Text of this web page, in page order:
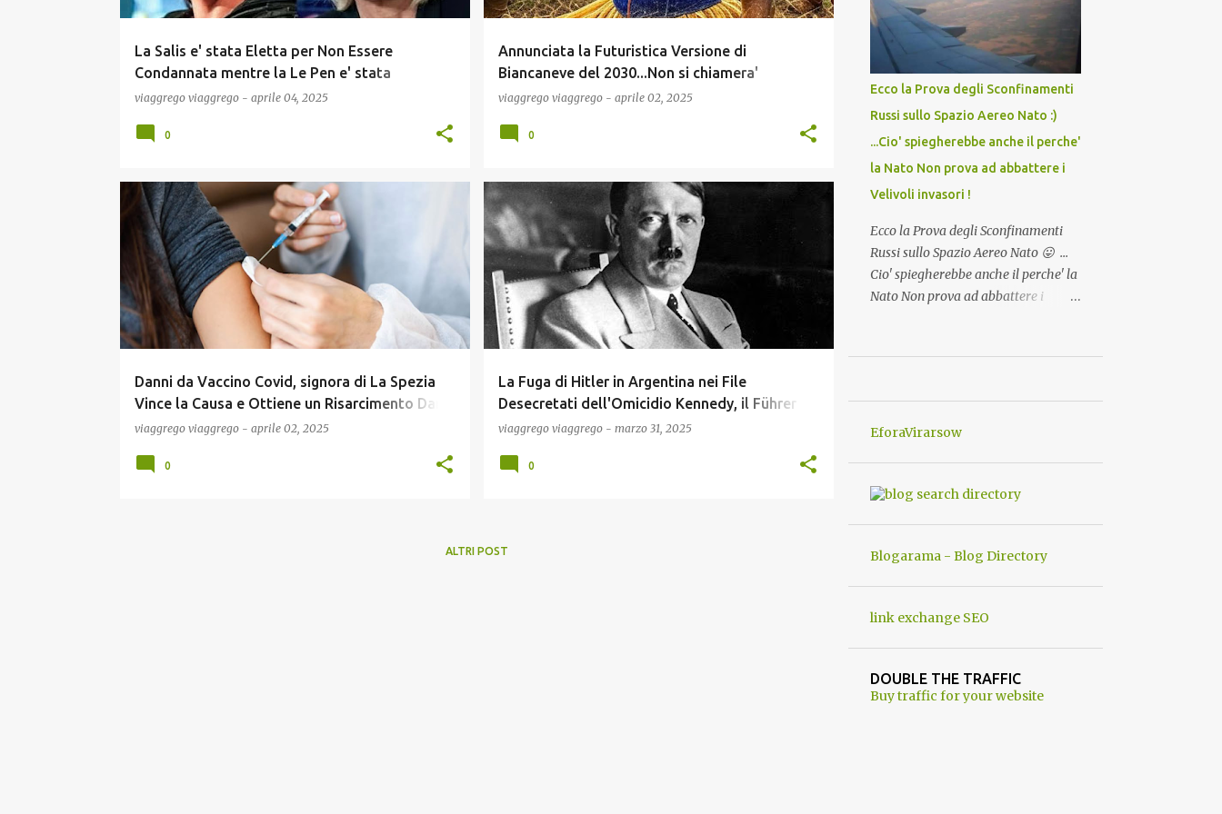
La Salis e' stata Eletta per Non Essere
Condannata mentre la Le Pen e' stata
Condannata per Non Essere Eletta ! Sembra
viaggrego viaggrego - aprile 04, 2025
0
Annunciata la Futuristica Versione di
Biancaneve del 2030...Non si chiamera'
"Neraneve" ma... :)
viaggrego viaggrego - aprile 02, 2025
0
Danni da Vaccino Covid, signora di La Spezia
Vince la Causa e Ottiene un Risarcimento Danni
Mensile a Vita !
viaggrego viaggrego - aprile 02, 2025
COMUNICAZIONE COVID19 ECONOMIA
NEWS POLITICA SCIENZA
SCUOLA E DIDATTICA
0
La Fuga di Hitler in Argentina nei File
Desecretati dell'Omicidio Kennedy, il Führer
Scappo' e rimase Vivo e protetto in Sud
viaggrego viaggrego - marzo 31, 2025
COMUNICAZIONE ELEZIONIUSA GOSSIP
POLITICA +
SCUOLA E DIDATTICA
0
ALTRI POST
Dopo tutti i vaccini che abbiamo
elencato sopra...
Camioncini di Gelati affittati per lo
scopo della temperatura? Qualcuno a
suo tempo ribattezzo' il Vaccino
come: l' Amaro del Capo, era
"spettacolare Ghiacciato, ma andava
bene anche, a Temperatura
Ambiente"! Riproponiamo l'articolo
per NON Dimenticare!
Ecco la Prova degli Sconfinamenti
Russi sullo Spazio Aereo Nato :)
...Cio' spiegherebbe anche il perche'
la Nato Non prova ad abbattere i
Velivoli invasori !
Ecco la Prova degli Sconfinamenti
Russi sullo Spazio Aereo Nato 😛 ...
Cio' spiegherebbe anche il perche' la
Nato Non prova ad abbattere i
immagini ! Tranquilli, Non esiste
dello spazio aereo NATO da parte di
un robot chiamato "Goldrake";
Flag", per provocare una guerra
EforaVirarsow
Blogarama - Blog Directory
link exchange SEO
DOUBLE THE TRAFFIC
Buy traffic for your website